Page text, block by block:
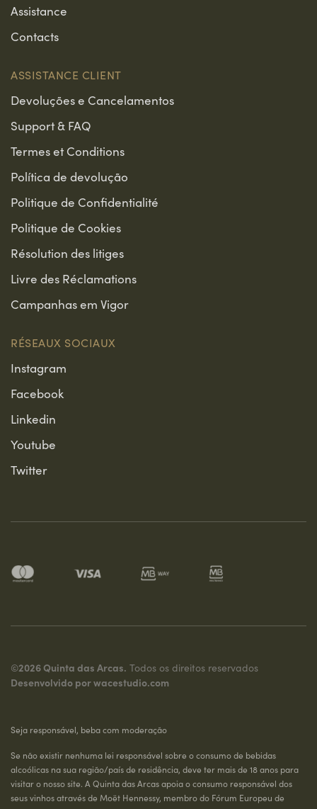
Assistance
Contacts
ASSISTANCE CLIENT
Devoluções e Cancelamentos
Support & FAQ
Termes et Conditions
Política de devolução
Politique de Confidentialité
Politique de Cookies
Résolution des litiges
Livre des Réclamations
Campanhas em Vigor
RÉSEAUX SOCIAUX
Instagram
Facebook
Linkedin
Youtube
Twitter
©2026 Quinta das Arcas. Todos os direitos reservados
Desenvolvido porwacestudio.com
Seja responsável, beba com moderação
Se não existir nenhuma lei responsável sobre o consumo de bebidas
alcoólicas na sua região/país de residência, deve ter mais de 18 anos para
visitar o nosso site. A Quinta das Arcas apoia o consumo responsável dos
seus vinhos através de Moët Hennessy, membro do Fórum Europeu de